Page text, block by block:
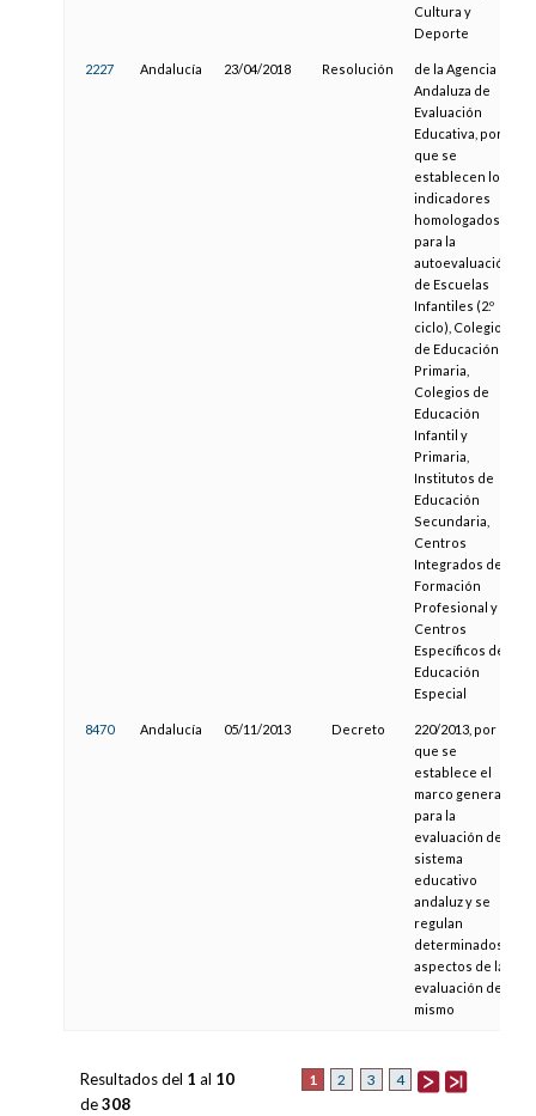
Cultura y
Deporte
2227 Andalucía 23/04/2018 Resolución
de la Agencia
Andaluza de
Evaluación
Educativa, por la
que se
establecen los
indicadores
homologados
para la
autoevaluación
de Escuelas
Infantiles (2.º
ciclo), Colegios
de Educación
Primaria,
Colegios de
Educación
Infantil y
Primaria,
Institutos de
Educación
Secundaria,
Centros
Integrados de
Formación
Profesional y
Centros
Específicos de
Educación
Especial
8470 Andalucía 05/11/2013 Decreto
220/2013, por el
que se
establece el
marco general
para la
evaluación del
sistema
educativo
andaluz y se
regulan
determinados
aspectos de la
evaluación del
mismo
1 2 3 4
Resultados del 1 al 10
de308